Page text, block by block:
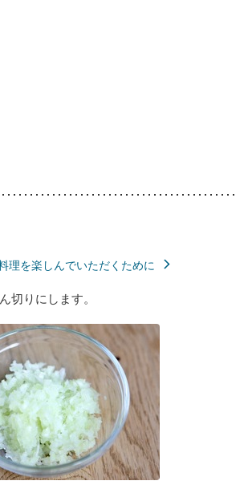
理を楽しんでいただくために
切りにします。